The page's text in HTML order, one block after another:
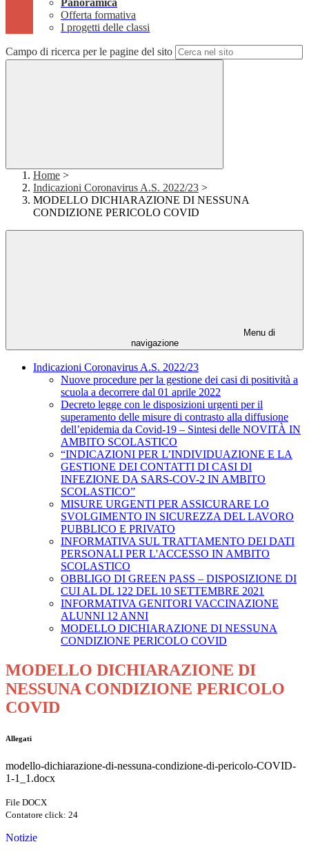
Panoramica
Offerta formativa
I progetti delle classi
Campo di ricerca per le pagine del sito
Home >
Indicazioni Coronavirus A.S. 2022/23 >
MODELLO DICHIARAZIONE DI NESSUNA
CONDIZIONE PERICOLO COVID
Menu di
navigazione
Indicazioni Coronavirus A.S. 2022/23
Nuove procedure per la gestione dei casi di positività a
scuola a decorrere dal 01 aprile 2022
Decreto legge con le disposizioni urgenti per il
superamento delle misure di contrasto alla diffusione
dell’epidemia da Covid-19 – Sintesi delle NOVITÀ IN
AMBITO SCOLASTICO
“INDICAZIONI PER L’INDIVIDUAZIONE E LA
GESTIONE DEI CONTATTI DI CASI DI
INFEZIONE DA SARS-COV-2 IN AMBITO
SCOLASTICO”
MISURE URGENTI PER ASSICURARE LO
SVOLGIMENTO IN SICUREZZA DEL LAVORO
PUBBLICO E PRIVATO
INFORMATIVA SUL TRATTAMENTO DEI DATI
PERSONALI PER L'ACCESSO IN AMBITO
SCOLASTICO
OBBLIGO DI GREEN PASS – DISPOSIZIONE DI
CUI AL DL 122 DEL 10 SETTEMBRE 2021
INFORMATIVA GENITORI VACCINAZIONE
ALUNNI 12 ANNI
MODELLO DICHIARAZIONE DI NESSUNA
CONDIZIONE PERICOLO COVID
MODELLO DICHIARAZIONE DI
NESSUNA CONDIZIONE PERICOLO
COVID
Allegati
modello-dichiarazione-di-nessuna-condizione-di-pericolo-COVID-
1-1_1.docx
File DOCX
Contatore click: 24
Notizie